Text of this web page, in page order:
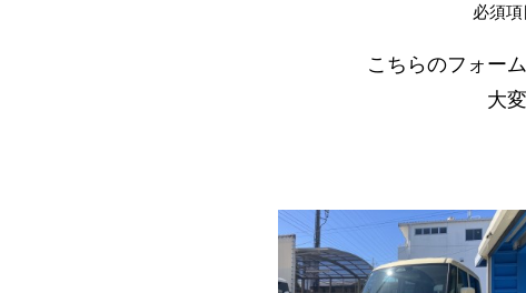
必須
こちらのフォー
大